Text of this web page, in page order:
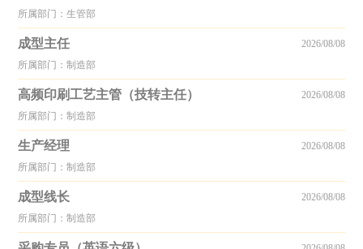
所属部门：生管部
成型主任
所属部门：制造部
2026/08/08
高频印刷工艺主管（技转主任）
所属部门：制造部
2026/08/08
生产经理
所属部门：制造部
2026/08/08
成型线长
所属部门：制造部
2026/08/08